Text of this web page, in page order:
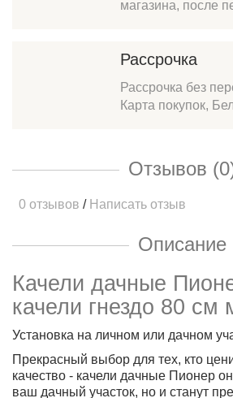
магазина, после
Рассрочка
Рассрочка без
Карта покупок,
Отзывов
0 отзывов / Написать отзыв
Описание
Качели дачные
качели гнездо 80 см
Установка на личном или дачном
Прекрасный выбор для тех, кто
качество - качели дачные Пионер
ваш дачный участок, но и станут